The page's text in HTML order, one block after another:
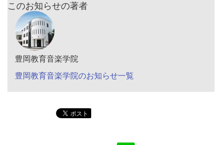
このお知らせの著者
豊岡教育音楽学院
豊岡教育音楽学院のお知らせ一覧